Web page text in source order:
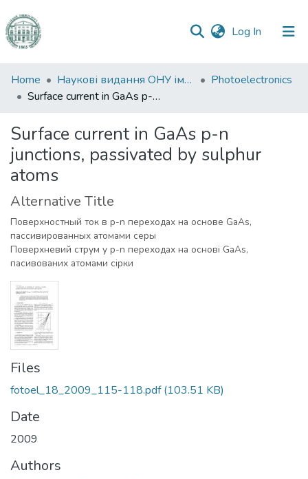
Log In (current)
Communities
&
All of DSpace
Statistics
Home Наукові видання ОНУ імені І. І. Мечникова
Photoelectronics
Surface current in GaAs p-n junctions, passivated by sulphur atoms
Surface current in GaAs p-n
junctions, passivated by sulphur
atoms
Alternative Title
Поверхностный ток в p-n переходах на основе GaAs,
пассивированных атомами серы
Поверхневий струм у p-n переходах на основі GaAs,
пасивованих атомами сірки
Files
fotoel_18_2009_115-118.pdf(103.51 KB)
Date
2009
Authors